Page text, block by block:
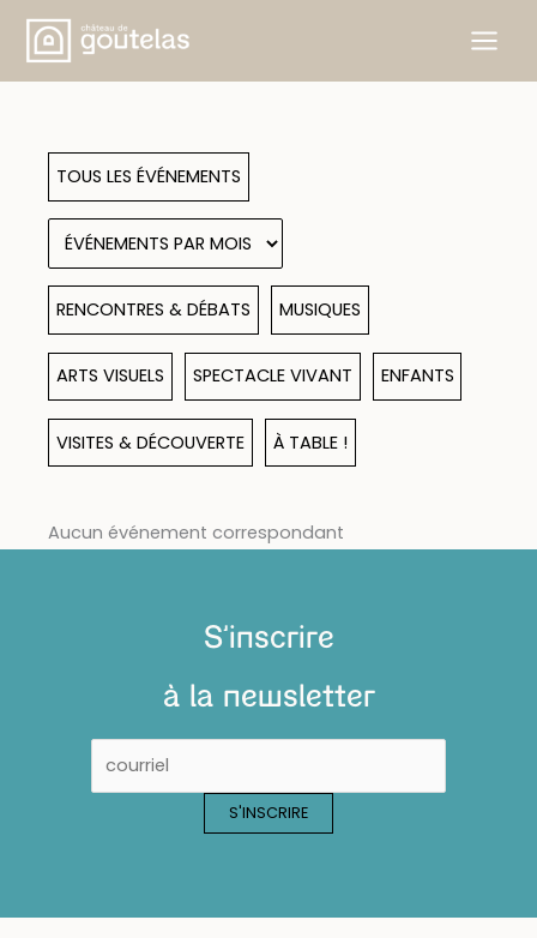
Aller
contenu
TOUS LES ÉVÉNEMENTS
RENCONTRES & DÉBATS MUSIQUES
ARTS VISUELS SPECTACLE VIVANT ENFANTS
VISITES & DÉCOUVERTE À TABLE !
Aucun événement correspondant
S'inscrire
à la newsletter